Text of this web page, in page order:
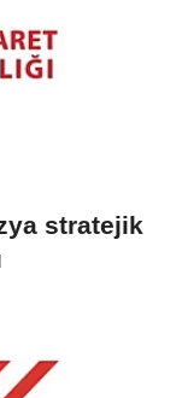
stratejik